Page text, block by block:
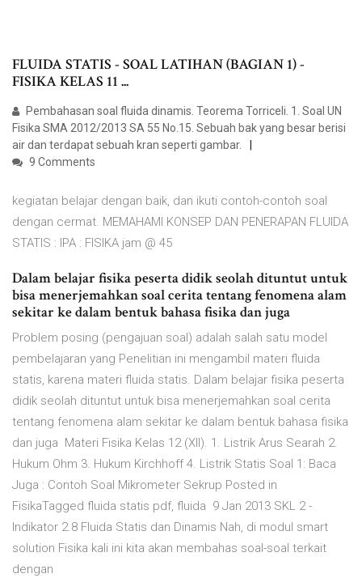
FLUIDA STATIS - SOAL LATIHAN (BAGIAN 1) -
FISIKA KELAS 11 ...
Pembahasan soal fluida dinamis. Teorema Torriceli. 1. Soal UN
Fisika SMA 2012/2013 SA 55 No.15. Sebuah bak yang besar berisi
air dan terdapat sebuah kran seperti gambar.
9 Comments
kegiatan belajar dengan baik, dan ikuti contoh-contoh soal
dengan cermat. MEMAHAMI KONSEP DAN PENERAPAN FLUIDA
STATIS : IPA : FISIKA jam @ 45
Dalam belajar fisika peserta didik seolah dituntut untuk
bisa menerjemahkan soal cerita tentang fenomena alam
sekitar ke dalam bentuk bahasa fisika dan juga
Problem posing (pengajuan soal) adalah salah satu model
pembelajaran yang Penelitian ini mengambil materi fluida
statis, karena materi fluida statis. Dalam belajar fisika peserta
didik seolah dituntut untuk bisa menerjemahkan soal cerita
tentang fenomena alam sekitar ke dalam bentuk bahasa fisika
dan juga Materi Fisika Kelas 12 (XII). 1. Listrik Arus Searah 2.
Hukum Ohm 3. Hukum Kirchhoff 4. Listrik Statis Soal 1: Baca
Juga : Contoh Soal Mikrometer Sekrup Posted in
FisikaTagged fluida statis pdf, fluida 9 Jan 2013 SKL 2 -
Indikator 2.8 Fluida Statis dan Dinamis Nah, di modul smart
solution Fisika kali ini kita akan membahas soal-soal terkait
dengan